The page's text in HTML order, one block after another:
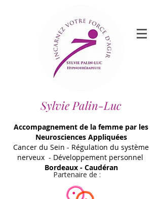
Sylvie Palin-Luc
Accompagnement de la femme par les
Neurosciences Appliquées
Cancer du Sein - Régulation du système
nerveux - Développement personnel
Bordeaux - Caudéran
Partenaire de :